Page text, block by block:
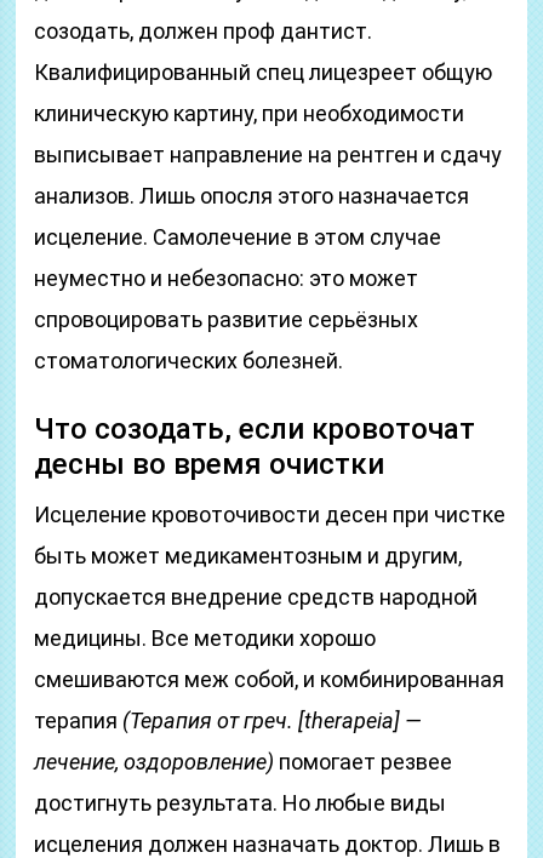
созодать, должен проф дантист.
Квалифицированный спец лицезреет общую
клиническую картину, при необходимости
выписывает направление на рентген и сдачу
анализов. Лишь опосля этого назначается
исцеление. Самолечение в этом случае
неуместно и небезопасно: это может
спровоцировать развитие серьёзных
стоматологических болезней.
Что созодать, если кровоточат
десны во время очистки
Исцеление кровоточивости десен при чистке
быть может медикаментозным и другим,
допускается внедрение средств народной
медицины. Все методики хорошо
смешиваются меж собой, и комбинированная
терапия (Терапия от греч. [therapeia] —
лечение, оздоровление) помогает резвее
достигнуть результата. Но любые виды
исцеления должен назначать доктор. Лишь в